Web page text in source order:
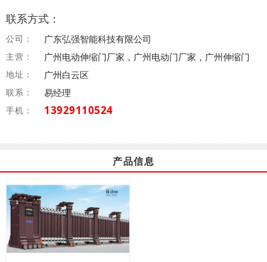
联系方式：
公司： 广东弘强智能科技有限公司
主营： 广州电动伸缩门厂家，广州电动门厂家，广州伸缩门
地址： 广州白云区
联系： 易经理
手机： 13929110524
产品信息